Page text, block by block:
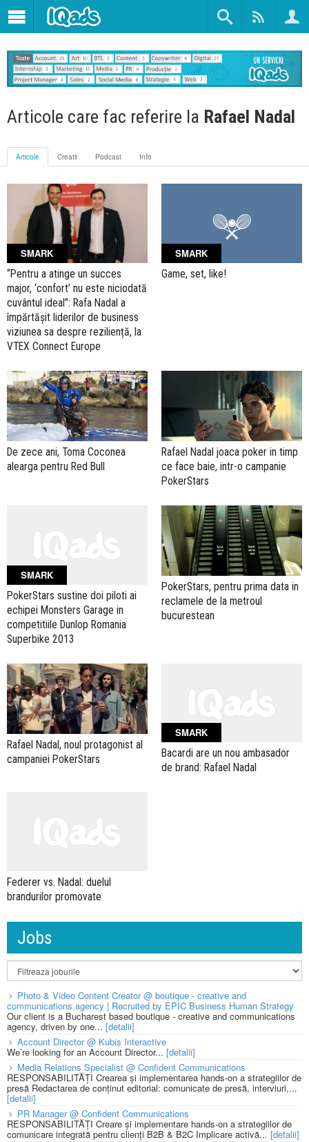
Articole care fac referire la Rafael Nadal
Articole Creatii Podcast Info
SMARK
“Pentru a atinge un succes
major, ‘confort’ nu este niciodată
cuvântul ideal”: Rafa Nadal a
împărtășit liderilor de business
viziunea sa despre reziliență, la
VTEX Connect Europe
SMARK
Game, set, like!
De zece ani, Toma Coconea
alearga pentru Red Bull
Rafael Nadal joaca poker in timp
ce face baie, intr-o campanie
PokerStars
SMARK
PokerStars sustine doi piloti ai
echipei Monsters Garage in
competitiile Dunlop Romania
Superbike 2013
PokerStars, pentru prima data in
reclamele de la metroul
bucurestean
Rafael Nadal, noul protagonist al
campaniei PokerStars
SMARK
Bacardi are un nou ambasador
de brand: Rafael Nadal
Federer vs. Nadal: duelul
brandurilor promovate
Jobs
Photo & Video Content Creator @ boutique - creative and
communications agency | Recruited by EPIC Business Human Strategy
Our client is a Bucharest based boutique - creative and communications
agency, driven by one... [detalii]
Account Director @ Kubis Interactive
We’re looking for an Account Director... [detalii]
Media Relations Specialist @ Confident Communications
RESPONSABILITĂȚI Crearea și implementarea hands-on a strategiilor de
presă Redactarea de conținut editorial: comunicate de presă, interviuri,...
[detalii]
PR Manager @ Confident Communications
RESPONSABILITĂȚI Creare și implementare hands-on a strategiilor de
comunicare integrată pentru clienți B2B & B2C Implicare activă... [detalii]